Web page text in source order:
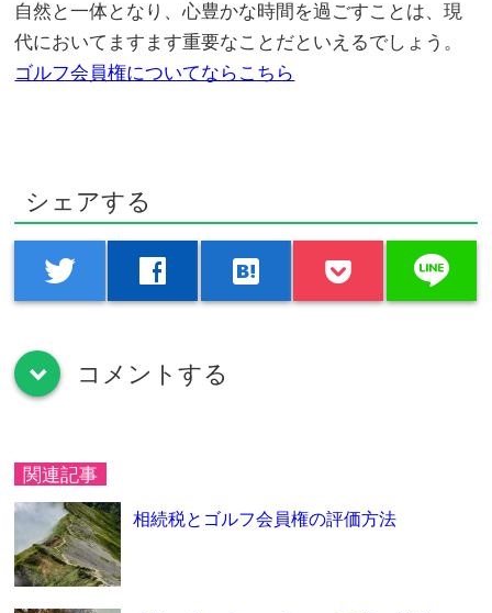
自然と一体となり、心豊かな時間を過ごすことは、現
代においてますます重要なことだといえるでしょう。
ゴルフ会員権についてならこちら
シェアする
twitter facebook hatenabookmark line
down コメントする
関連記事
相続税とゴルフ会員権の評価方法